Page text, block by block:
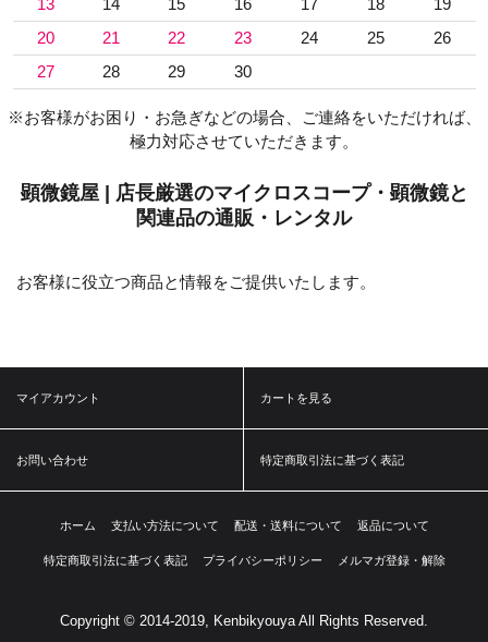
13
14 15 16 17 18
19
20
21 22 23 24 25
26
27
28 29 30
※お客様がお困り・お急ぎなどの場合、ご連絡をいただければ、
極力対応させていただきます。
顕微鏡屋 | 店長厳選のマイクロスコープ・顕微鏡と
関連品の通販・レンタル
お客様に役立つ商品と情報をご提供いたします。
マイアカウント カートを見る
お問い合わせ 特定商取引法に基づく表記
ホーム 支払い方法について 配送・送料について 返品について
特定商取引法に基づく表記 プライバシーポリシー メルマガ登録・解除
Copyright © 2014-2019, Kenbikyouya All Rights Reserved.